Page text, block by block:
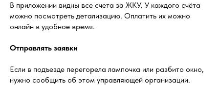
В приложении видны все счета за ЖКУ. У каждого счёта
можно посмотреть детализацию. Оплатить их можно
онлайн в удобное время.
Отправлять заявки
Если в подъезде перегорела лампочка или разбито окно,
нужно сообщить об этом управляющей организации.